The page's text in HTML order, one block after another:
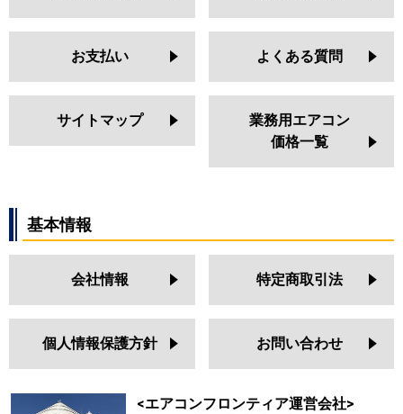
お支払い よくある質問
サイトマップ
業務用エアコン
価格一覧
基本情報
会社情報 特定商取引法
個人情報保護方針 お問い合わせ
<エアコンフロンティア運営会社>